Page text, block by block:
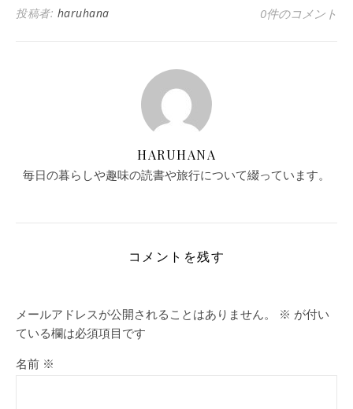
投稿者: haruhana 0件のコメント
HARUHANA
毎日の暮らしや趣味の読書や旅行について綴っています。
コメントを残す
メールアドレスが公開されることはありません。 ※ が付い
ている欄は必須項目です
名前 ※